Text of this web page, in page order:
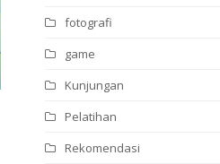
fotografi
game
Kunjungan
Pelatihan
Rekomendasi